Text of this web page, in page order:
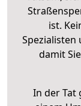
ist.
Spezialisten
damit
In der Tat